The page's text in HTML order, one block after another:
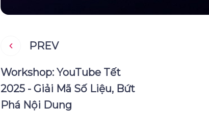
PREV
Workshop: YouTube Tết
2025 - Giải Mã Số Liệu, Bứt
Phá Nội Dung